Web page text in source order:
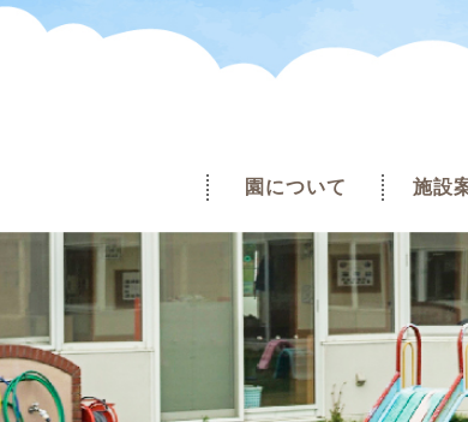
園について 施設